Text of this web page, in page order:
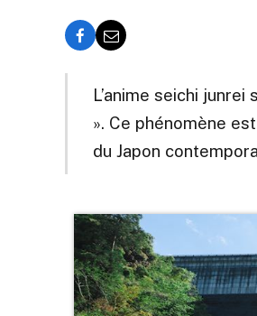
L’anime seichi
». Ce phénomène
du Japon